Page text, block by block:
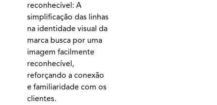
reconhecível: A
simplificação das linhas
na identidade visual da
marca busca por uma
imagem facilmente
reconhecível,
reforçando a conexão
e familiaridade com os
clientes.